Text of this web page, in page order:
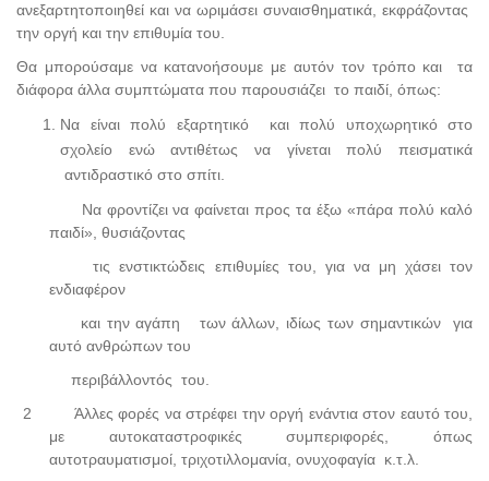
ανεξαρτητοποιηθεί και να ωριμάσει συναισθηματικά, εκφράζοντας
την οργή και την επιθυμία του.
Θα μπορούσαμε να κατανοήσουμε με αυτόν τον τρόπο και τα
διάφορα άλλα συμπτώματα που παρουσιάζει το παιδί, όπως:
Να είναι πολύ εξαρτητικό και πολύ υποχωρητικό στο
σχολείο ενώ αντιθέτως να γίνεται πολύ πεισματικά
αντιδραστικό στο σπίτι.
Να φροντίζει να φαίνεται προς τα έξω «πάρα πολύ καλό
παιδί», θυσιάζοντας
τις ενστικτώδεις επιθυμίες του, για να μη χάσει τον
ενδιαφέρον
και την αγάπη των άλλων, ιδίως των σημαντικών για
αυτό ανθρώπων του
περιβάλλοντός του.
2
Άλλες φορές να στρέφει την οργή ενάντια στον εαυτό του,
με αυτοκαταστροφικές συμπεριφορές, όπως
αυτοτραυματισμοί, τριχοτιλλομανία, ονυχοφαγία κ.τ.λ.